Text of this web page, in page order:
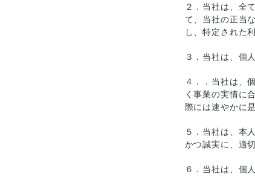
２．当社は、全
て、当社の正当
し、特定された
３．当社は、個
４．．当社は、
く事業の実情に
際には速やかに
５．当社は、本
かつ誠実に、適
６．当社は、個